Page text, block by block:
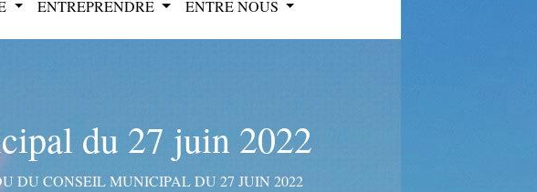
ENTREPRENDRE ENTRE NOUS
du 27 juin 2022
DU CONSEIL MUNICIPAL DU 27 JUIN 2022